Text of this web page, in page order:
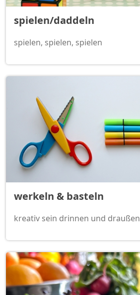
spielen/daddeln
spielen, spielen, spielen
werkeln & basteln
kreativ sein drinnen und draußen